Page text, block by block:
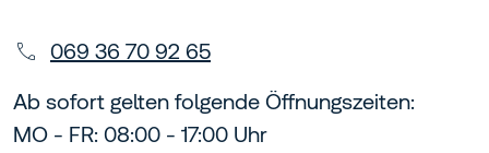
069 36 70 92 65
Ab sofort gelten folgende Öffnungszeiten:
MO - FR: 08:00 - 17:00 Uhr